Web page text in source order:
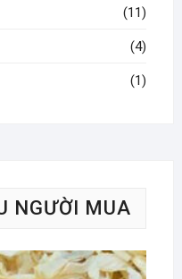
(11)
(4)
(1)
NGƯỜI MUA